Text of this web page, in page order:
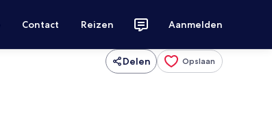
Contact Reizen Aanmelden
Delen Opslaan